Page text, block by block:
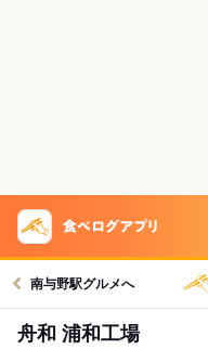
南与野駅グルメへ
舟和 浦和工場